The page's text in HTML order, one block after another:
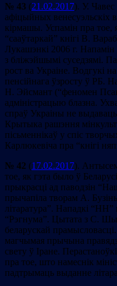
№ 43 (21.02.2017). У.
афіцыйных венесуэльскіх
кірмашы. Успамін пра тое,
“сааўтаркай” кнігі В.
Лукашэнкі 2006 г.
з бліжэйшымі суседзямі.
рост ва Украіне. Водгукі
пенсійнага ўзросту ў РБ.
Н. Эйсмант (“феномен
адміністрацыю блазна.
спраў Украіны не
Крытыка рашэння
пісьменнікаў у спіс
Карлюкевіча пра “кнігі
№ 42 (17.02.2017).
тое, як гэта было ў
прыкрасці ад паводзін
прычапіла творам А.
літаратура”. Нападкі
“Рэгнума”. Цытата з С.
беларускай
магчымая прычына
свету ў Іране.
пра тое, што намеснік
падтрымаць выданне